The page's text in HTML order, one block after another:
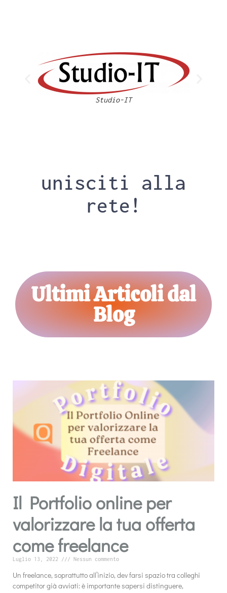
Studio-IT
unisciti alla
rete!
Ultimi Articoli dal
Blog
Il Portfolio online per
valorizzare la tua offerta
come freelance
Luglio 13, 2022 Nessun commento
Un freelance, soprattutto all’inizio, dev farsi spazio tra colleghi
competitor già avviati: è importante sapersi distinguere,